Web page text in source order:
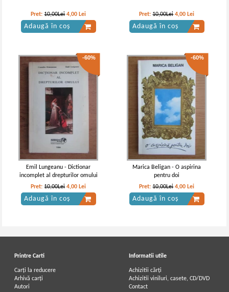
Pret:10,00Lei 4,00 Lei
Adaugă în coș
Pret:10,00Lei 4,00 Lei
Adaugă în coș
-60%
Emil Lungeanu - Dictionar
incomplet al drepturilor omului
Pret:10,00Lei 4,00 Lei
Adaugă în coș
-60%
Marica Beligan - O aspirina
pentru doi
Pret:10,00Lei 4,00 Lei
Adaugă în coș
Printre Carti
Carți la reducere
Arhivă carți
Autori
Informatii utile
Achizitii cărți
Achizitii viniluri, casete, CD/DVD
Contact